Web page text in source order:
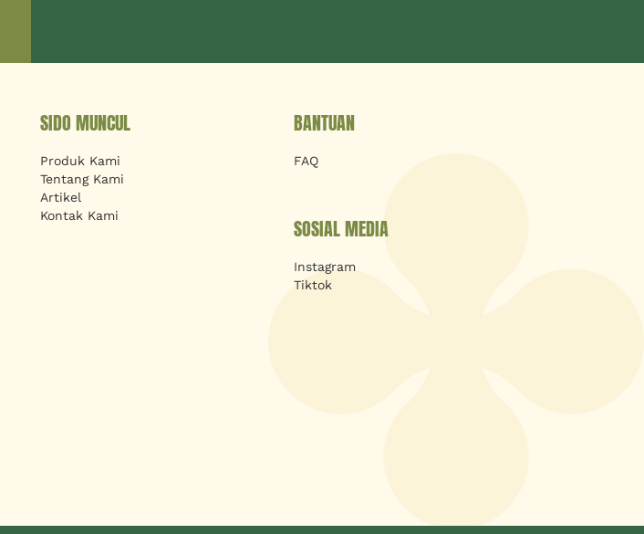
SIDO MUNCUL
Produk Kami
Tentang Kami
Artikel
Kontak Kami
BANTUAN
FAQ
SOSIAL MEDIA
Instagram
Tiktok